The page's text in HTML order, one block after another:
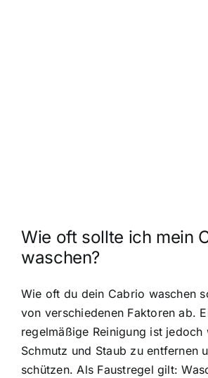
Wie oft sollte ich mein
waschen?
Wie oft du dein Cabrio waschen
von verschiedenen Faktoren ab.
regelmäßige Reinigung ist jedoch
Schmutz und Staub zu entfernen
schützen. Als Faustregel gilt: